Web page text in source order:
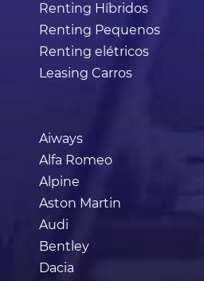
Renting Híbridos
Renting Pequenos
Renting elétricos
Leasing Carros
Aiways
Alfa Romeo
Alpine
Aston Martin
Audi
Bentley
Dacia